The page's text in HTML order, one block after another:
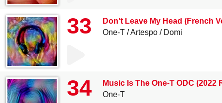
33
Don't Leave My Head (French
One-T
Artespo Domi
34
Music Is The One-T ODC (2022
One-T